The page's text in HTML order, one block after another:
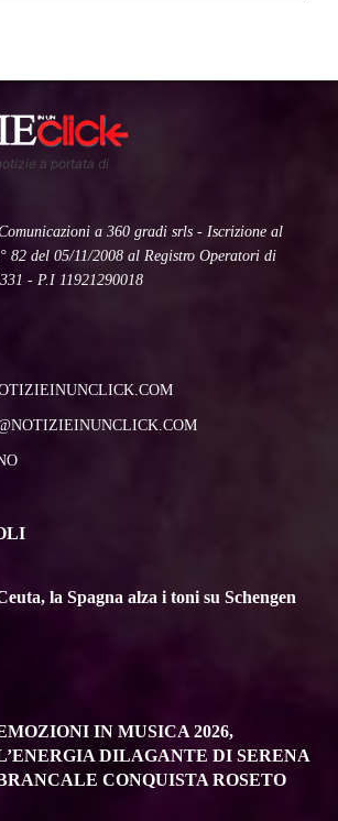
a portata di
a 360 gradi srls - Iscrizione al
82 del 05/11/2008 al Registro Operatori di
- P.I 11921290018
la Spagna alza i toni su Schengen
IN MUSICA 2026,
DILAGANTE DI SERENA
CONQUISTA ROSETO